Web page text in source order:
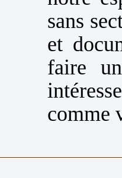
sans
et
faire
comme